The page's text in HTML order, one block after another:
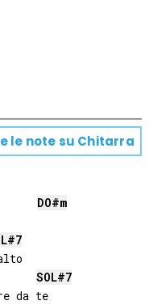
le note su Chitarra
DO#m
7
SOL#7
da te